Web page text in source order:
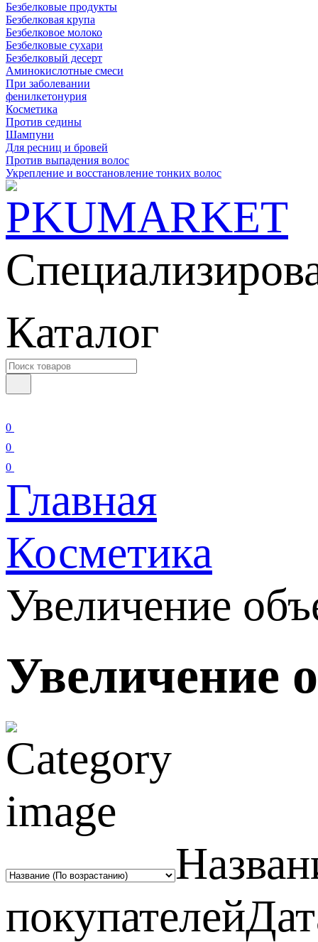
Безбелковые продукты
Безбелковая крупа
Безбелковое молоко
Безбелковые сухари
Безбелковый десерт
Аминокислотные смеси
При заболевании
фенилкетонурия
Косметика
Против седины
Шампуни
Для ресниц и бровей
Против выпадения волос
Укрепление и восстановление тонких волос
Каталог
0
0
0
Главная
Косметика
Увеличение
Увеличение
покупателей